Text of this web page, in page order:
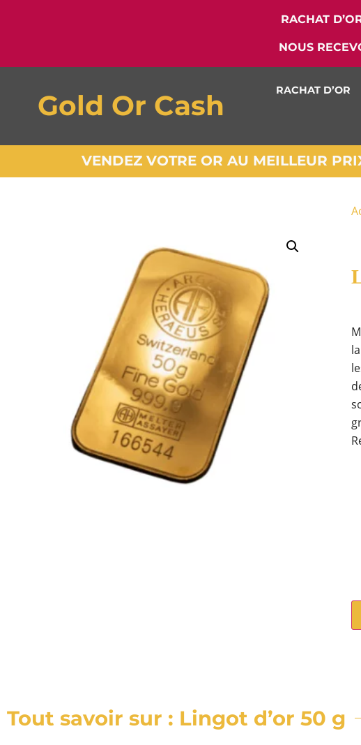
RACHAT
NOUS
Gold Or Cash RACHAT D’OR
VENDEZ VOTRE OR AU MEILLEUR
Tout savoir sur : Lingot d’or 50 g